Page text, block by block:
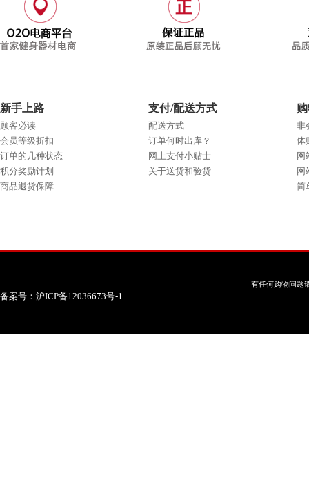
新手上路
顾客必读
会员等级折扣
订单的几种状态
积分奖励计划
商品退货保障
支付/配送方式
配送方式
订单何时出库？
网上支付小贴士
关于送货和验货
非
体
网
网
简
有任何购物问题
备案号：沪ICP备12036673号-1